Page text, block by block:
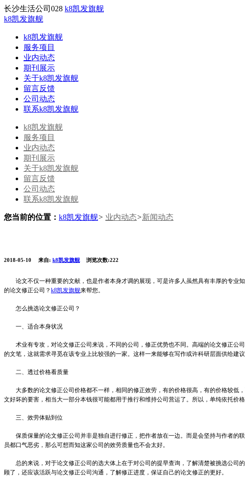
长沙生活公司028 k8凯发旗舰
k8凯发旗舰
k8凯发旗舰
服务项目
业内动态
期刊展示
关于k8凯发旗舰
留言反馈
公司动态
联系k8凯发旗舰
k8凯发旗舰
服务项目
业内动态
期刊展示
关于k8凯发旗舰
留言反馈
公司动态
联系k8凯发旗舰
您当前的位置： k8凯发旗舰> 业内动态>新闻动态
2018-05-10 来自: k8凯发旗舰 浏览次数:222
论文不仅一种重要的文献，也是作者本身才调的展现，可是许多人虽然具有丰厚的专业
的论文修正公司？ k8凯发旗舰来帮您。
怎么挑选论文修正公司？
一、适合本身状况
术业有专攻，对论文修正公司来说，不同的公司，修正优势也不同。高端的论文修正公
的文笔，这就需求寻觅在该专业上比较强的一家。这样一来能够在写作或许科研层面供给建
二、透过价格看质量
大多数的论文修正公司价格都不一样，相同的修正效劳，有的价格很高，有的价格较低
文好坏的要害，相当大一部分本钱很可能都用于推行和维持公司营运了。所以，单纯依托价
三、效劳体贴到位
保质保量的论文修正公司并非是独自进行修正，把作者放在一边。而是会坚持与作者的
员都口气恶劣，那么可想而知这家公司的效劳质量也不会太好。
总的来说，对于论文修正公司的选大体上在于对公司的提早查询，了解清楚被挑选公司
顾了，还应该活跃与论文修正公司沟通，了解修正进度，保证自己的论文修正的更好。